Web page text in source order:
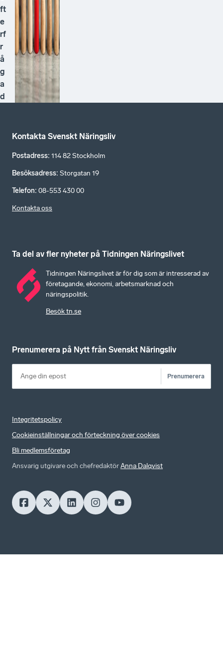
ft
e
rf
r
å
g
a
d
Kontakta Svenskt Näringsliv
Postadress: 114 82 Stockholm
Besöksadress: Storgatan 19
Telefon: 08-553 430 00
Kontakta oss
Ta del av fler nyheter på Tidningen Näringslivet
Tidningen Näringslivet är för dig som är intresserad av
företagande, ekonomi, arbetsmarknad och
näringspolitik.
Besök tn.se
Prenumerera på Nytt från Svenskt Näringsliv
Prenumerera
Integritetspolicy
Cookieinställningar och förteckning över cookies
Bli medlemsföretag
Ansvarig utgivare och chefredaktörAnna Dalqvist